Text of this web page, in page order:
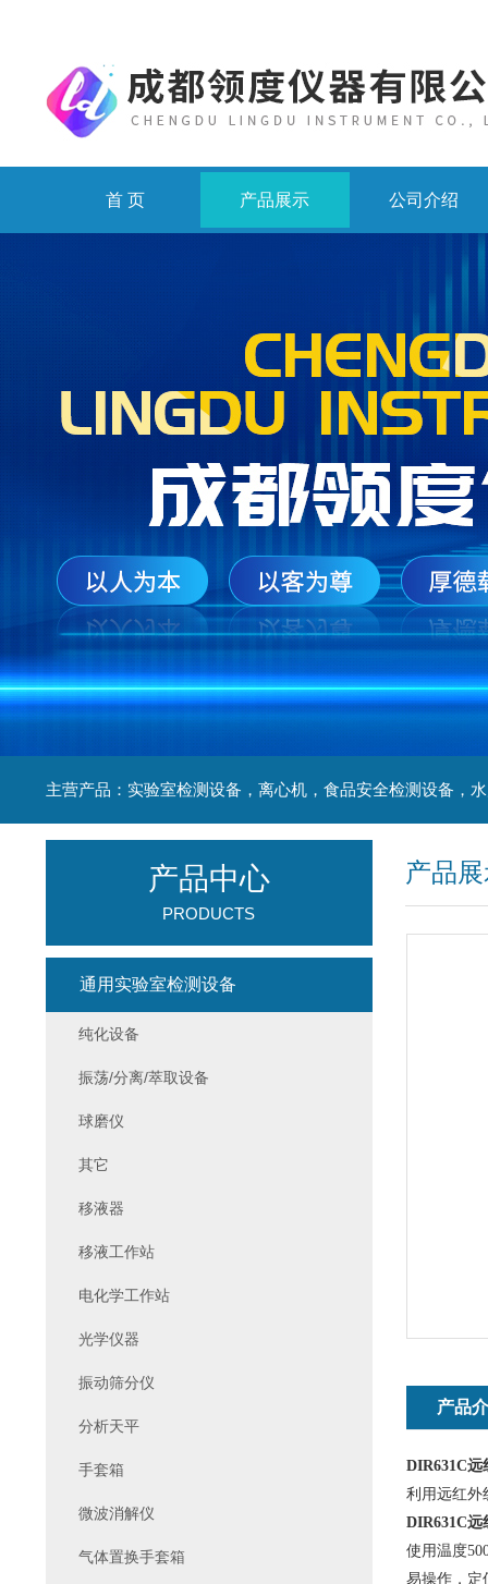
首 页 产品展示 公司介绍
产品
产品
DIR631C远
利用远红外
DIR631C远
使用温度
易操作，定
产品中心
PRODUCTS
通用实验室检测设备
纯化设备
振荡/分离/萃取设备
球磨仪
其它
移液器
移液工作站
电化学工作站
光学仪器
振动筛分仪
分析天平
手套箱
微波消解仪
气体置换手套箱